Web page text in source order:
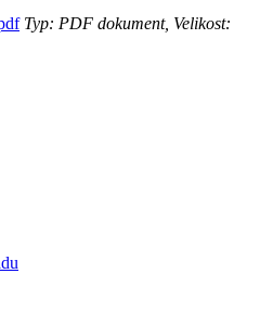
Typ: PDF dokument, Velikost: